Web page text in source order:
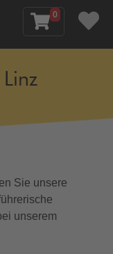
0
Sie unsere
unserem